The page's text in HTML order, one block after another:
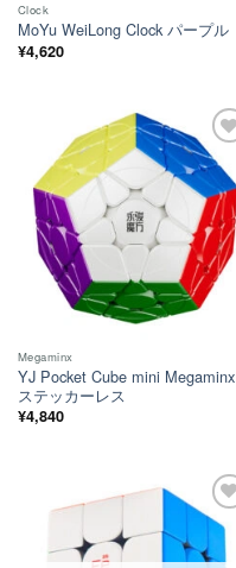
Clock
MoYu WeiLong Clock パープル
¥4,620
ほし
い！
Megaminx
YJ Pocket Cube mini Megaminx
ステッカーレス
¥4,840
ほし
い！